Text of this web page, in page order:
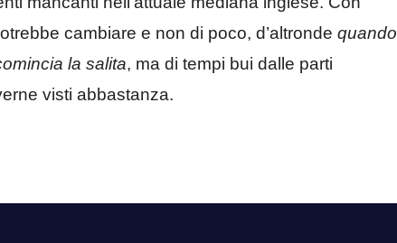
cambiare e non di poco, d’altronde quando
la salita, ma di tempi bui dalle parti
visti abbastanza.